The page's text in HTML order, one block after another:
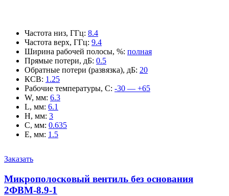
Частота низ, ГГц: 8.4
Частота верх, ГГц: 9.4
Ширина рабочей полосы, %: полная
Прямые потери, дБ: 0.5
Обратные потери (развязка), дБ: 20
КСВ: 1.25
Рабочие температуры, С: -30 — +65
W, мм: 6.3
L, мм: 6.1
H, мм: 3
C, мм: 0.635
E, мм: 1.5
Заказать
Микрополосковый вентиль без основания
2ФВМ-8.9-1